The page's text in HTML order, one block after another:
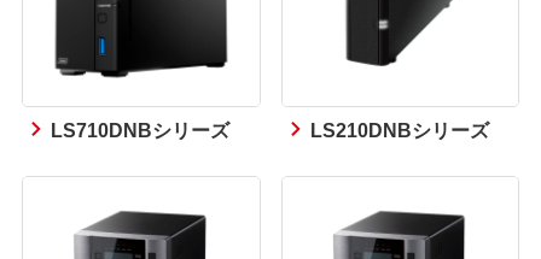
LS710DNBシリーズ LS210DNBシリーズ